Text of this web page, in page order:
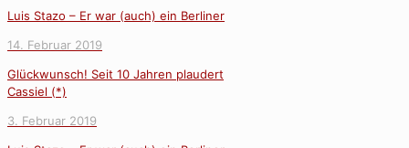
Luis Stazo – Er war (auch) ein Berliner
14. Februar 2019
Glückwunsch! Seit 10 Jahren plaudert
Cassiel (*)
3. Februar 2019